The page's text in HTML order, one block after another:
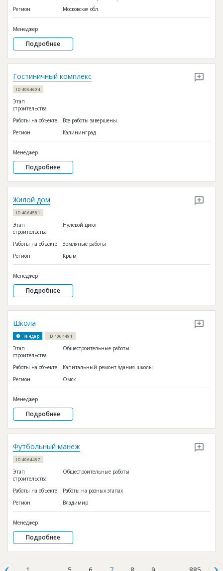
Регион
Московская обл.
Менеджер
Подробнее
ID 4064604
Гостиничный комплекс
Этап
строительства
Работы на объекте
Все работы завершены.
Регион
Калининград
Менеджер
Подробнее
ID 4064581
Жилой дом
Этап
строительства
Нулевой цикл
Работы на объекте
Земляные работы
Регион
Крым
Менеджер
Подробнее
Тендер ID 4064491
Школа
Этап
строительства
Общестроительные работы
Работы на объекте
Капитальный ремонт здания школы
Регион
Омск
Менеджер
Подробнее
ID 4064457
Футбольный манеж
Этап
строительства
Общестроительные работы
Работы на объекте
Работы на разных этапах
Регион
Владимир
Менеджер
Подробнее